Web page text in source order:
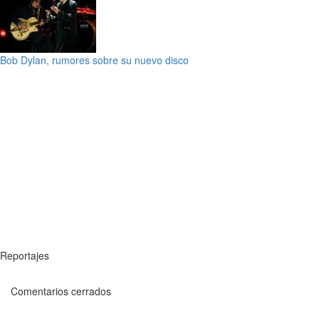
Bob Dylan, rumores sobre su nuevo disco
Reportajes
Comentarios cerrados